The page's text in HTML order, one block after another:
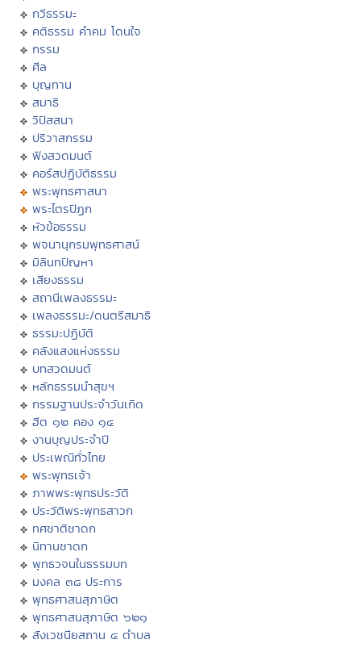
กวีธรรมะ
คติธรรม คำคม โดนใจ
กรรม
ศีล
บุญทาน
สมาธิ
วิปัสสนา
ปริวาสกรรม
ฟังสวดมนต์
คอร์สปฏิบัติธรรม
พระพุทธศาสนา
พระไตรปิฏก
หัวข้อธรรม
พจนานุกรมพุทธศาสน์
มิลินทปัญหา
เสียงธรรม
สถานีเพลงธรรมะ
เพลงธรรมะ/ดนตรีสมาธิ
ธรรมะปฏิบัติ
คลังแสงแห่งธรรม
บทสวดมนต์
หลักธรรมนำสุขฯ
กรรมฐานประจำวันเกิด
ฮีต ๑๒ คอง ๑๔
งานบุญประจำปี
ประเพณีทั่วไทย
พระพุทธเจ้า
ภาพพระพุทธประวัติ
ประวัติพระพุทธสาวก
ทศชาติชาดก
นิทานชาดก
พุทธวจนในธรรมบท
มงคล ๓๘ ประการ
พุทธศาสนสุภาษิต
พุทธศาสนสุภาษิต ๖๒๑
สังเวชนียสถาน ๔ ตำบล